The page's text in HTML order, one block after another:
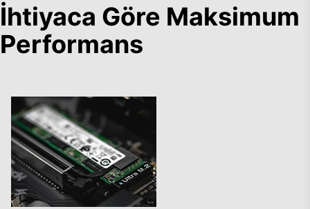
İhtiyaca Göre Maksimum
Performans